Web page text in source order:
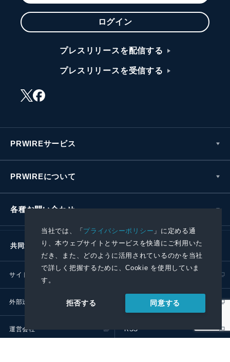
当社では、「プライバシーポリシー 」に定める通
り、本ウェブサイトとサービスを快適にご利用いた
だき、また、どのように活用されているのかを当社
で詳しく把握するために、Cookie を使用していま
す。
拒否する 同意する
ログイン
プレスリリースを配信する
プレスリリースを受信する
PRWIREサービス
PRWIREについて
各種お問い合わせ
共同通信社グループ
サイトポリシー
外部送信ポリシー プレスリリース取扱基準
運営会社 RSS